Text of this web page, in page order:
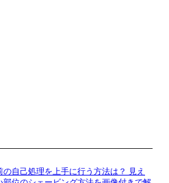
の自己処理を上手に行う方法は？ 見え